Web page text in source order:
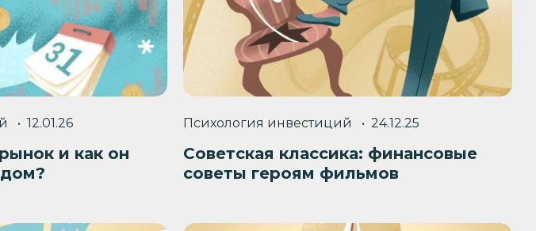
12.01.26
и как он
Психология инвестиций 24.12.25
Советская классика: финансовые
советы героям фильмов